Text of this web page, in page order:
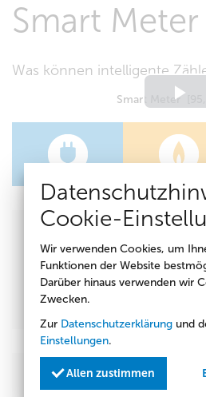
Smart Meter
Was können intelligente
Smart Meter
Kundenzentrum
Fon:
+49 (0) 355 351-0
Strom
Cookie-
Wir verwenden Cookies, um
Funktionen der Website
Darüber hinaus verwenden wir
Zwecken.
Zur Datenschutzerklärung und
Einstellungen.
Allen zustimmen